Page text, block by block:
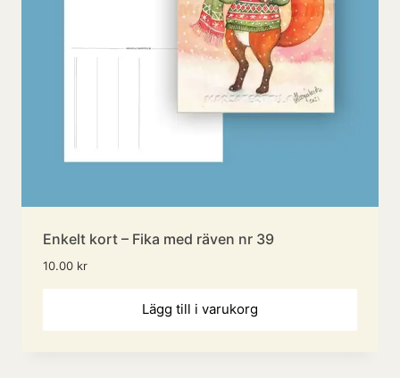
Enkelt kort – Fika med räven nr 39
10.00 kr
Lägg till i varukorg